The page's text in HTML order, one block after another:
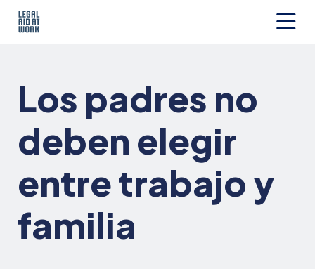
Work
Los padres no
deben elegir
entre trabajo y
familia